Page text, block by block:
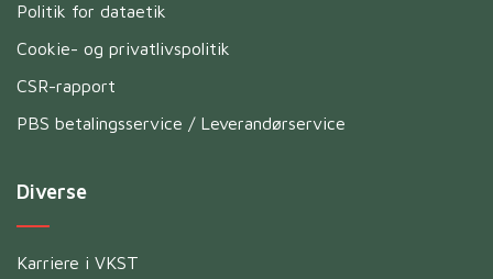
Politik for dataetik
Cookie- og privatlivspolitik
CSR-rapport
PBS betalingsservice / Leverandørservice
Diverse
Karriere i VKST